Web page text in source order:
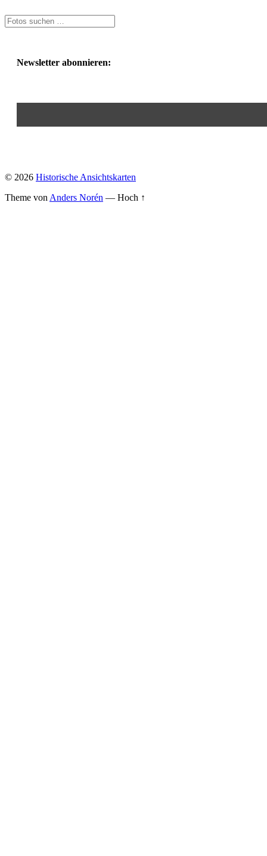
Newsletter abonnieren:
© 2026 Historische Ansichtskarten
Theme von Anders Norén — Hoch ↑